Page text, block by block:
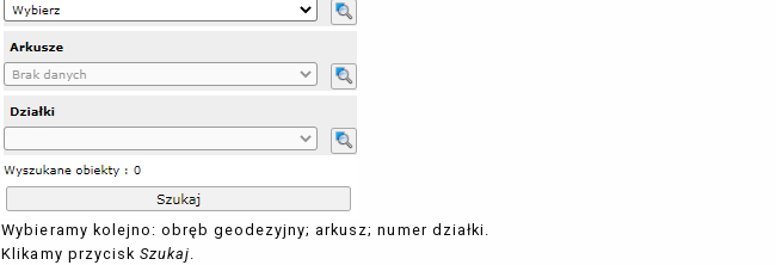
Wybieramy kolejno: obręb geodezyjny; arkusz; numer działki.
Klikamy przycisk Szukaj.